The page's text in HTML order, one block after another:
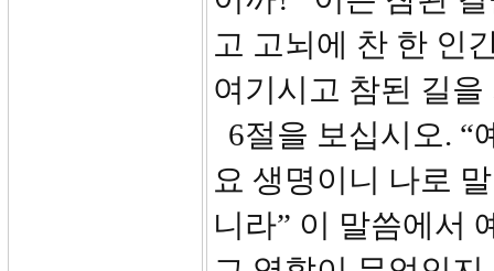
고 고뇌에 찬 한 인
여기시고 참된 길
6절을 보십시오. “
요 생명이니 나로
니라” 이 말씀에서